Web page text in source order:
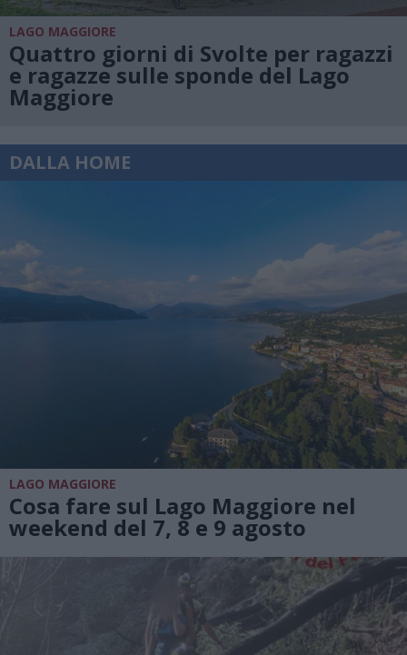
LAGO MAGGIORE
Quattro giorni di Svolte per ragazzi
e ragazze sulle sponde del Lago
Maggiore
DALLA HOME
LAGO MAGGIORE
Cosa fare sul Lago Maggiore nel
weekend del 7, 8 e 9 agosto